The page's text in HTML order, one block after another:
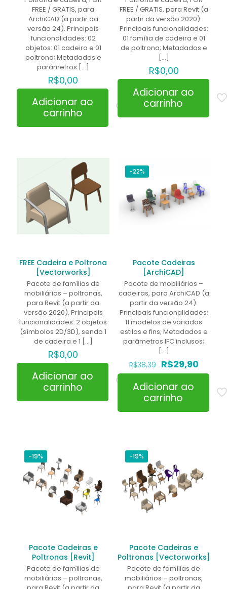
FREE / GRATIS, para
ArchiCAD (a partir da
versão 24). Principais
funcionalidades: 02
objetos: 01 cadeira e 01
poltrona; Metadados e
parâmetros […]
R$0,00
Adicionar ao
carrinho
FREE / GRATIS, para Revit (a
partir da versão 2020).
Principais funcionalidades:
01 família de cadeira e 01
de poltrona; Metadados e
[…]
R$0,00
Adicionar ao
carrinho
FREE Cadeira e Poltrona
[Vectorworks]
Pacote de famílias de
mobiliários – poltronas,
para Revit (a partir da
versão 2020). Principais
funcionalidades: 2 objetos
(símbolos 2D/3D), sendo 1
de cadeira e 1 […]
R$0,00
Adicionar ao
carrinho
-22%
Pacote Cadeiras
[ArchiCAD]
Pacote de mobiliários –
cadeiras, para ArchiCAD (a
partir da versão 24).
Principais funcionalidades:
11 modelos de variados
estilos e fins; Metadados e
parâmetros IFC inclusos;
[…]
R$38,39 O
preço
original
era:
R$38,39.
R$29,90O
preço
Adicionar ao
carrinho
-19%
Pacote Cadeiras e
Poltronas [Revit]
Pacote de famílias de
mobiliários – poltronas,
-19%
Pacote Cadeiras e
Poltronas [Vectorworks]
Pacote de famílias de
mobiliários – poltronas,